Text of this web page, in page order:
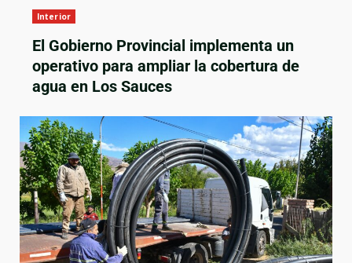
Interior
El Gobierno Provincial implementa un
operativo para ampliar la cobertura de
agua en Los Sauces